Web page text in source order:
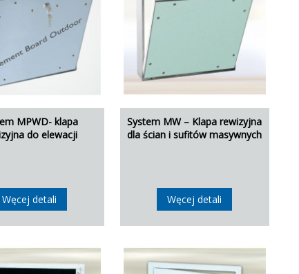
MPWD- klapa
do elewacji
Węcej detali
System MW – Klapa rewizyjna
dla ścian i sufitów masywnych
Węcej detali